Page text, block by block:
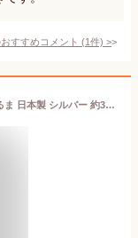
すすめコメント (1件) >
竹中 弁当箱 子供用 アルミ 小判 はたらくくるま 日本製 シルバー 約300ml T-16749